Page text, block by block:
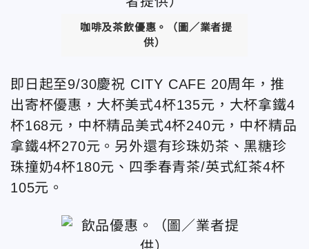
咖啡及茶飲優惠。（圖／業者提
供）
即日起至9/30慶祝 CITY CAFE 20周年，推
出寄杯優惠，大杯美式4杯135元，大杯拿鐵4
杯168元，中杯精品美式4杯240元，中杯精品
拿鐵4杯270元。另外還有珍珠奶茶、黑糖珍
珠撞奶4杯180元、四季春青茶/英式紅茶4杯
105元。